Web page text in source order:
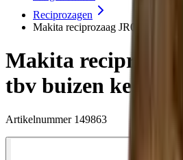
Reciprozagen
Makita reciprozaag JR003GZ
Makita
tbv buizen
Artikelnummer 149863